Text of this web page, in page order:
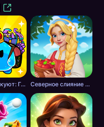
Слаймы Атакуют: Головоломка! Северное слияние - тайна леса